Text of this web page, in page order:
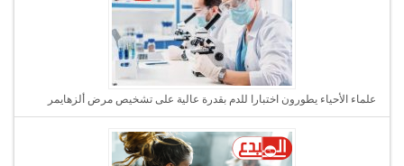
علماء الأحياء يطورون اختبارا للدم بقدرة عالية على تشخيص مرض ألزهايمر